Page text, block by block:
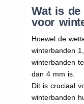
Wat is
voor
Hoewel de
winterbanden
winterbanden
dan 4 mm is.
Dit is cruciaal
winterbanden